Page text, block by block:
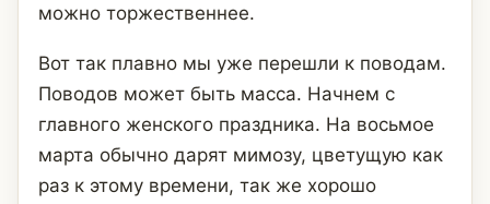
можно торжественнее.
Вот так плавно мы уже перешли к поводам.
Поводов может быть масса. Начнем с
главного женского праздника. На восьмое
марта обычно дарят мимозу, цветущую как
раз к этому времени, так же хорошо